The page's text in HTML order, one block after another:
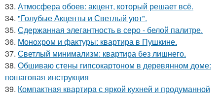
33. Атмосфера обоев: акцент, который решает всё.
34. "Голубые Акценты и Светлый уют".
35. Сдержанная элегантность в серо - белой палитре.
36. Монохром и фактуры: квартира в Пушкине.
37. Светлый минимализм: квартира без лишнего.
38. Обшиваю стены гипсокартоном в деревянном доме:
пошаговая инструкция
39. Компактная квартира с яркой кухней и продуманной